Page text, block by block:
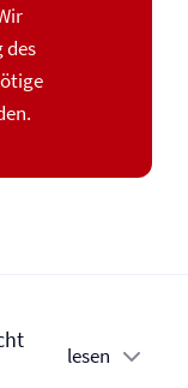
des
lesen